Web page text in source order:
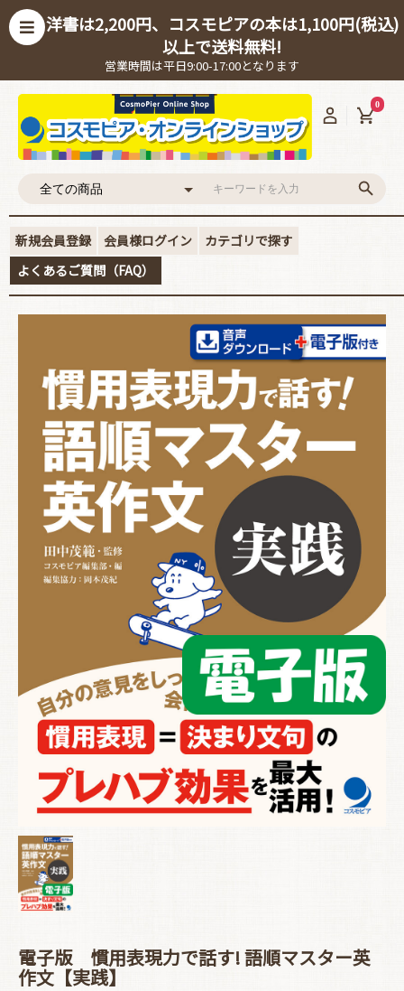
洋書は2,200円、コスモピアの本は1,100円(税込)
以上で送料無料!
営業時間は平日9:00-17:00となります
0
新規会員登録 会員様ログイン
カテゴリで探す
よくあるご質問（FAQ）
電子版 慣用表現力で話す! 語順マスター英
作文【実践】